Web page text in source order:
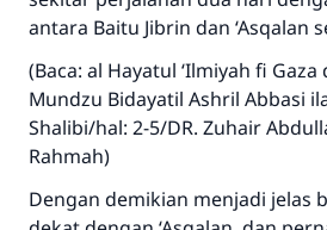
antara Baitu Jibrin dan ‘Asqalan
(Baca: al Hayatul ‘Ilmiyah fi Gaza
Mundzu Bidayatil Ashril Abbasi
Shalibi/hal: 2-5/DR. Zuhair
Rahmah)
Dengan demikian menjadi jelas